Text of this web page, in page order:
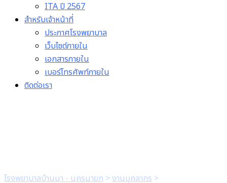
ITA ปี 2567
สำหรับเจ้าหน้าที่
ประกาศโรงพยาบาล
เว็บไซต์ภายใน
เอกสารภายใน
เบอร์โทรศัพท์ภายใน
ติดต่อเรา
โรงพยาบาลบ้านนา - นครนายก > งานบุคลากร >